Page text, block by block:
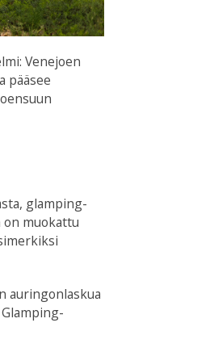
Venejoen
pääsee
glamping-
muokattu
auringonlaskua